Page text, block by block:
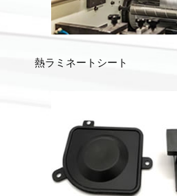
熱ラミネートシート